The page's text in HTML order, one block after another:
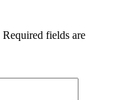
Required fields are